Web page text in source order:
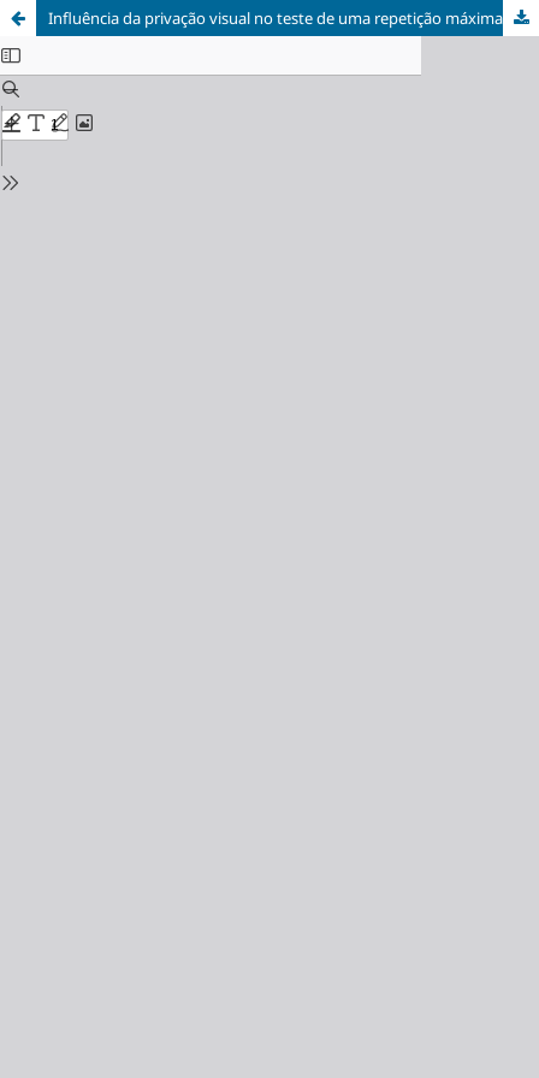
Influência da privação visual no teste de uma repetição máxima e na predição de carga